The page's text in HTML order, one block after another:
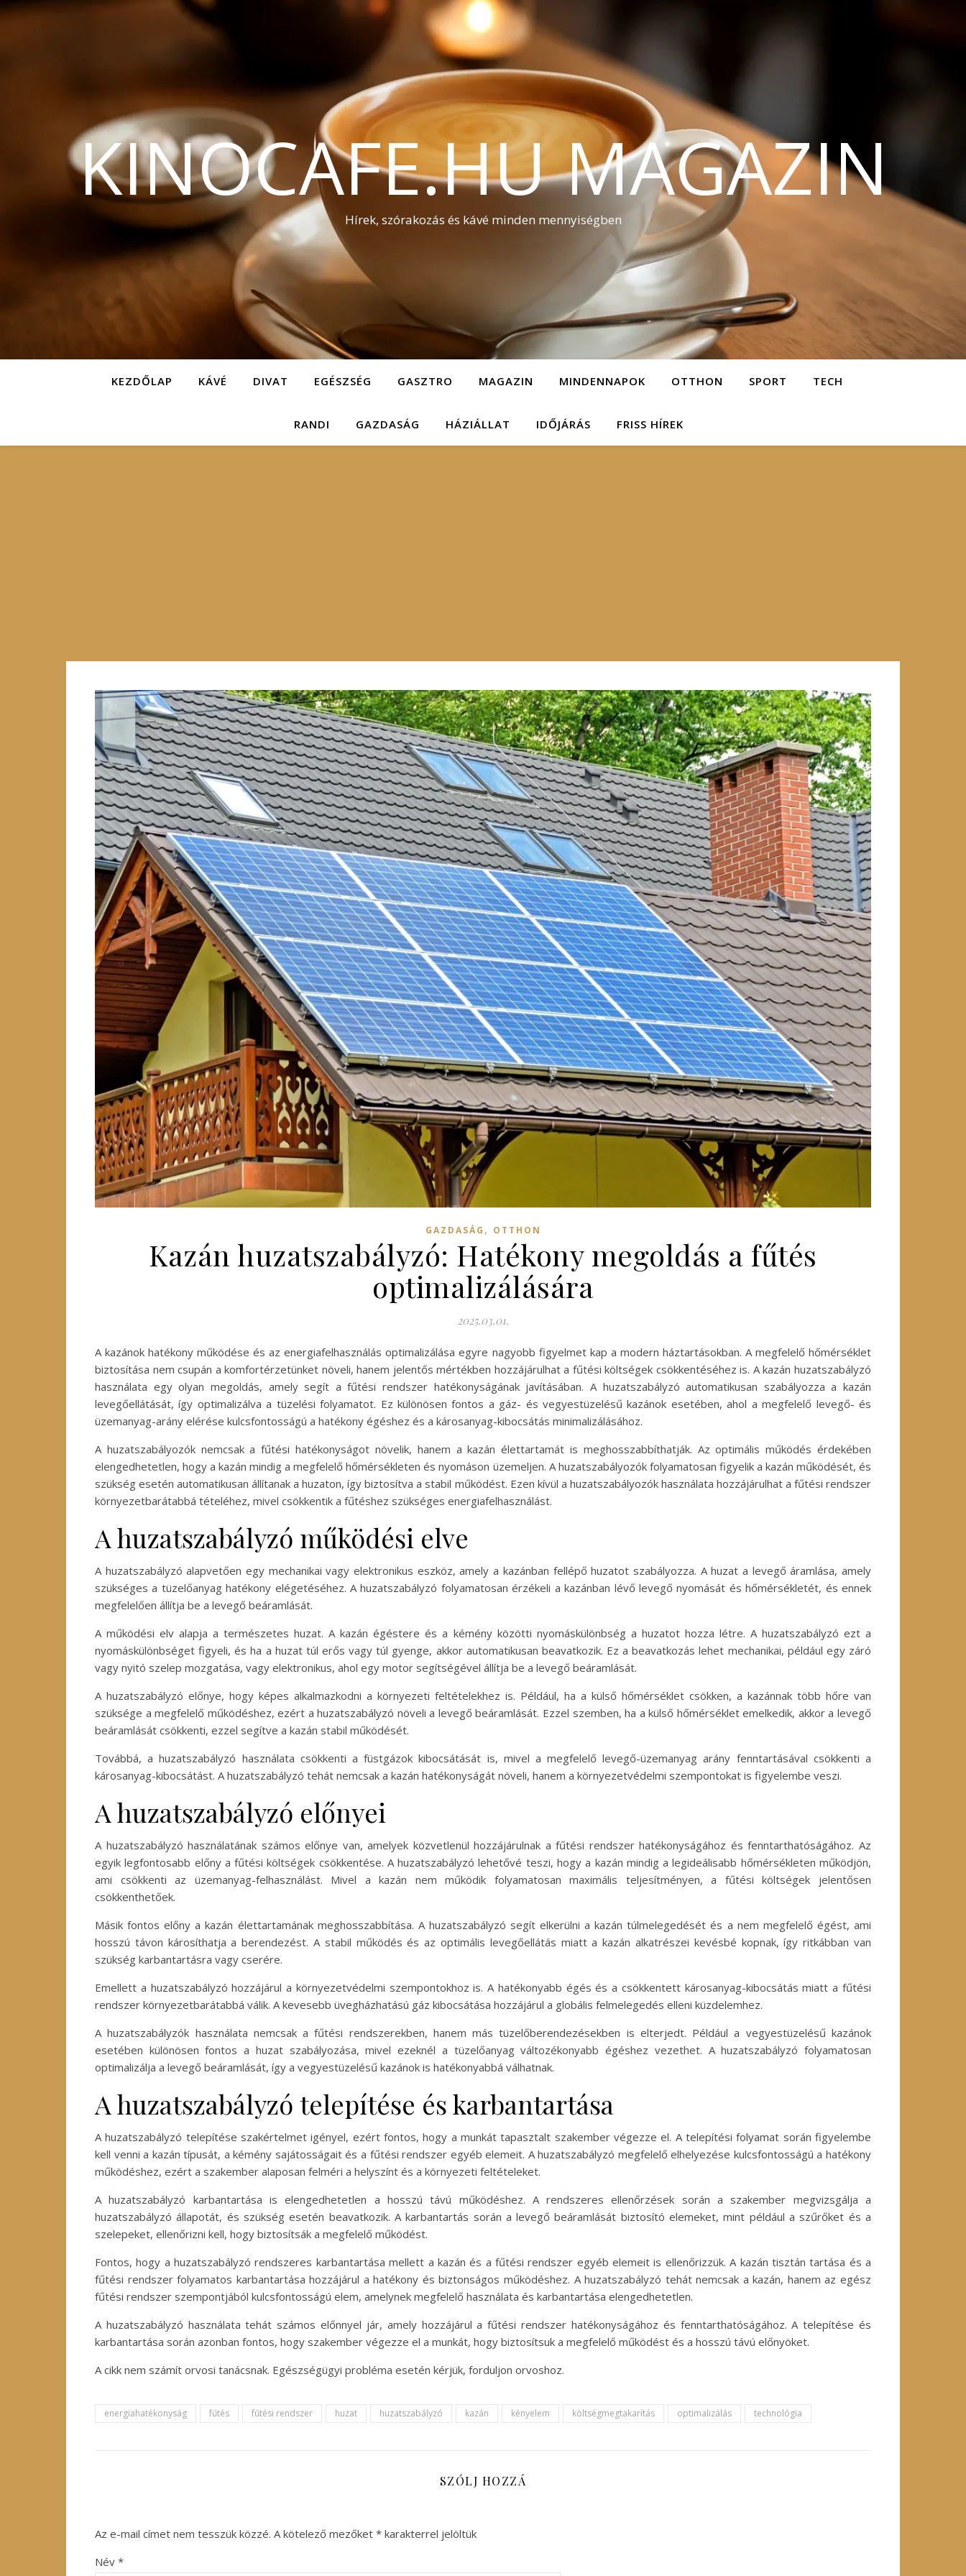
KINOCAFE.HU MAGAZIN
Hírek, szórakozás és kávé minden mennyiségben
KEZDŐLAP KÁVÉ DIVAT EGÉSZSÉG GASZTRO MAGAZIN MINDENNAPOK OTTHON SPORT TECH
RANDI GAZDASÁG HÁZIÁLLAT IDŐJÁRÁS FRISS HÍREK
GAZDASÁG , OTTHON
Kazán huzatszabályzó: Hatékony megoldás a fűtés
optimalizálására
2025.03.01.
A kazánok hatékony működése és az energiafelhasználás optimalizálása egyre nagyobb figyelmet kap a modern háztartásokban. A megfelelő hőmérséklet
biztosítása nem csupán a komfortérzetünket növeli, hanem jelentős mértékben hozzájárulhat a fűtési költségek csökkentéséhez is. A kazán huzatszabályzó
használata egy olyan megoldás, amely segít a fűtési rendszer hatékonyságának javításában. A huzatszabályzó automatikusan szabályozza a kazán
levegőellátását, így optimalizálva a tüzelési folyamatot. Ez különösen fontos a gáz- és vegyestüzelésű kazánok esetében, ahol a megfelelő levegő- és
üzemanyag-arány elérése kulcsfontosságú a hatékony égéshez és a károsanyag-kibocsátás minimalizálásához.
A huzatszabályozók nemcsak a fűtési hatékonyságot növelik, hanem a kazán élettartamát is meghosszabbíthatják. Az optimális működés érdekében
elengedhetetlen, hogy a kazán mindig a megfelelő hőmérsékleten és nyomáson üzemeljen. A huzatszabályozók folyamatosan figyelik a kazán működését, és
szükség esetén automatikusan állítanak a huzaton, így biztosítva a stabil működést. Ezen kívül a huzatszabályozók használata hozzájárulhat a fűtési rendszer
környezetbarátabbá tételéhez, mivel csökkentik a fűtéshez szükséges energiafelhasználást.
A huzatszabályzó működési elve
A huzatszabályzó alapvetően egy mechanikai vagy elektronikus eszköz, amely a kazánban fellépő huzatot szabályozza. A huzat a levegő áramlása, amely
szükséges a tüzelőanyag hatékony elégetéséhez. A huzatszabályzó folyamatosan érzékeli a kazánban lévő levegő nyomását és hőmérsékletét, és ennek
megfelelően állítja be a levegő beáramlását.
A működési elv alapja a természetes huzat. A kazán égéstere és a kémény közötti nyomáskülönbség a huzatot hozza létre. A huzatszabályzó ezt a
nyomáskülönbséget figyeli, és ha a huzat túl erős vagy túl gyenge, akkor automatikusan beavatkozik. Ez a beavatkozás lehet mechanikai, például egy záró
vagy nyitó szelep mozgatása, vagy elektronikus, ahol egy motor segítségével állítja be a levegő beáramlását.
A huzatszabályzó előnye, hogy képes alkalmazkodni a környezeti feltételekhez is. Például, ha a külső hőmérséklet csökken, a kazánnak több hőre van
szüksége a megfelelő működéshez, ezért a huzatszabályzó növeli a levegő beáramlását. Ezzel szemben, ha a külső hőmérséklet emelkedik, akkor a levegő
beáramlását csökkenti, ezzel segítve a kazán stabil működését.
Továbbá, a huzatszabályzó használata csökkenti a füstgázok kibocsátását is, mivel a megfelelő levegő-üzemanyag arány fenntartásával csökkenti a
károsanyag-kibocsátást. A huzatszabályzó tehát nemcsak a kazán hatékonyságát növeli, hanem a környezetvédelmi szempontokat is figyelembe veszi.
A huzatszabályzó előnyei
A huzatszabályzó használatának számos előnye van, amelyek közvetlenül hozzájárulnak a fűtési rendszer hatékonyságához és fenntarthatóságához. Az
egyik legfontosabb előny a fűtési költségek csökkentése. A huzatszabályzó lehetővé teszi, hogy a kazán mindig a legideálisabb hőmérsékleten működjön,
ami csökkenti az üzemanyag-felhasználást. Mivel a kazán nem működik folyamatosan maximális teljesítményen, a fűtési költségek jelentősen
csökkenthetőek.
Másik fontos előny a kazán élettartamának meghosszabbítása. A huzatszabályzó segít elkerülni a kazán túlmelegedését és a nem megfelelő égést, ami
hosszú távon károsíthatja a berendezést. A stabil működés és az optimális levegőellátás miatt a kazán alkatrészei kevésbé kopnak, így ritkábban van
szükség karbantartásra vagy cserére.
Emellett a huzatszabályzó hozzájárul a környezetvédelmi szempontokhoz is. A hatékonyabb égés és a csökkentett károsanyag-kibocsátás miatt a fűtési
rendszer környezetbarátabbá válik. A kevesebb üvegházhatású gáz kibocsátása hozzájárul a globális felmelegedés elleni küzdelemhez.
A huzatszabályzók használata nemcsak a fűtési rendszerekben, hanem más tüzelőberendezésekben is elterjedt. Például a vegyestüzelésű kazánok
esetében különösen fontos a huzat szabályozása, mivel ezeknél a tüzelőanyag változékonyabb égéshez vezethet. A huzatszabályzó folyamatosan
optimalizálja a levegő beáramlását, így a vegyestüzelésű kazánok is hatékonyabbá válhatnak.
A huzatszabályzó telepítése és karbantartása
A huzatszabályzó telepítése szakértelmet igényel, ezért fontos, hogy a munkát tapasztalt szakember végezze el. A telepítési folyamat során figyelembe
kell venni a kazán típusát, a kémény sajátosságait és a fűtési rendszer egyéb elemeit. A huzatszabályzó megfelelő elhelyezése kulcsfontosságú a hatékony
működéshez, ezért a szakember alaposan felméri a helyszínt és a környezeti feltételeket.
A huzatszabályzó karbantartása is elengedhetetlen a hosszú távú működéshez. A rendszeres ellenőrzések során a szakember megvizsgálja a
huzatszabályzó állapotát, és szükség esetén beavatkozik. A karbantartás során a levegő beáramlását biztosító elemeket, mint például a szűrőket és a
szelepeket, ellenőrizni kell, hogy biztosítsák a megfelelő működést.
Fontos, hogy a huzatszabályzó rendszeres karbantartása mellett a kazán és a fűtési rendszer egyéb elemeit is ellenőrizzük. A kazán tisztán tartása és a
fűtési rendszer folyamatos karbantartása hozzájárul a hatékony és biztonságos működéshez. A huzatszabályzó tehát nemcsak a kazán, hanem az egész
fűtési rendszer szempontjából kulcsfontosságú elem, amelynek megfelelő használata és karbantartása elengedhetetlen.
A huzatszabályzó használata tehát számos előnnyel jár, amely hozzájárul a fűtési rendszer hatékonyságához és fenntarthatóságához. A telepítése és
karbantartása során azonban fontos, hogy szakember végezze el a munkát, hogy biztosítsuk a megfelelő működést és a hosszú távú előnyöket.
A cikk nem számít orvosi tanácsnak. Egészségügyi probléma esetén kérjük, forduljon orvoshoz.
energiahatékonyság fűtés fűtési rendszer huzat huzatszabályzó kazán kényelem költségmegtakarítás optimalizálás technológia
SZÓLJ HOZZÁ
Az e-mail címet nem tesszük közzé. A kötelező mezőket * karakterrel jelöltük
Név *